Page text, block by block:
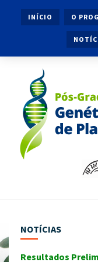
INÍCIO O
NOTÍCIAS
Resultados